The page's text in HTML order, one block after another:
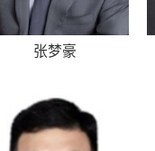
张梦豪